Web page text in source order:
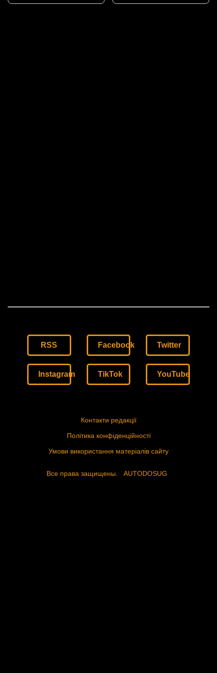
RSS Facebook Twitter
Instagram TikTok YouTube
Контакти редакції
Політика конфіденційності
Умови використання матеріалів сайту
Все права защищены. AUTODOSUG